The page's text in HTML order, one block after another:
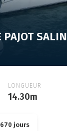
LONGUEUR
14.30m
670 jours